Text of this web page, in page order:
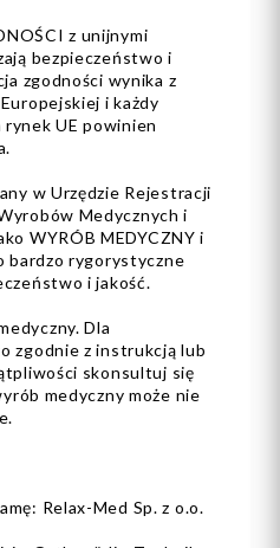
z unijnymi
bezpieczeństwo i
zgodności wynika z
i każdy
UE powinien
w Urzędzie Rejestracji
Medycznych i
WYRÓB MEDYCZNY i
bardzo rygorystyczne
i jakość.
Dla
zgodnie z instrukcją lub
skonsultuj się
medyczny może nie
Relax-Med Sp. z o.o.